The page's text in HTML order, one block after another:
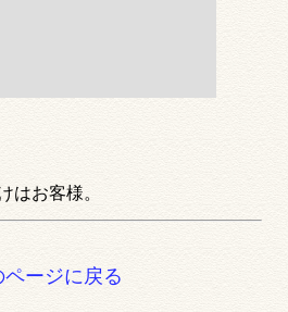
はお客様。
ページに戻る